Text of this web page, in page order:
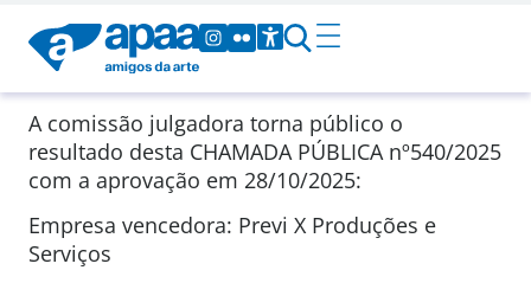
A comissão julgadora torna público o
resultado desta CHAMADA PÚBLICA nº540/2025
com a aprovação em 28/10/2025:
Empresa vencedora: Previ X Produções e
Serviços